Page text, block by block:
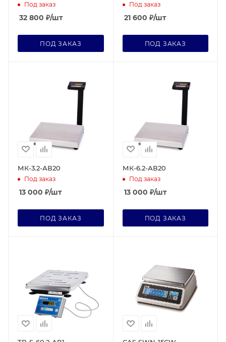
Под заказ
32 800 ₽/шт
ПОД ЗАКАЗ
Под заказ
21 600 ₽/шт
ПОД ЗАКАЗ
МК-3.2-АВ20
Под заказ
13 000 ₽/шт
ПОД ЗАКАЗ
МК-6.2-АВ20
Под заказ
13 000 ₽/шт
ПОД ЗАКАЗ